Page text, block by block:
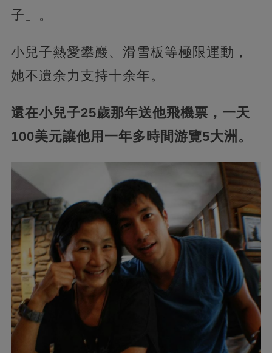
子」。
小兒子熱愛攀巖、滑雪板等極限運動，
她不遺余力支持十余年。
還在小兒子25歲那年送他飛機票，一天
100美元讓他用一年多時間游覽5大洲。